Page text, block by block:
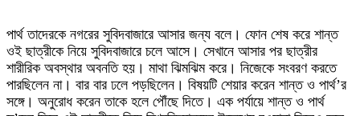
‎পার্থ তাদেরকে নগরের সুবিদবাজারে আসার জন্য বলে। ফোন শেষ করে শান্ত
ওই ছাত্রীকে নিয়ে সুবিদবাজারে চলে আসে। সেখানে আসার পর ছাত্রীর
শারীরিক অবস্থার অবনতি হয়। মাথা ঝিমঝিম করে। নিজেকে সংবরণ করতে
পারছিলেন না। বার বার ঢলে পড়ছিলেন। বিষয়টি শেয়ার করেন শান্ত ও পার্থ’র
সঙ্গে। অনুরোধ করেন তাকে হলে পৌঁছে দিতে। এক পর্যায়ে শান্ত ও পার্থ